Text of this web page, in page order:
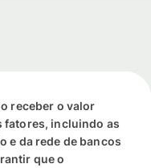
receber o valor
fatores, incluindo as
e da rede de bancos
que o